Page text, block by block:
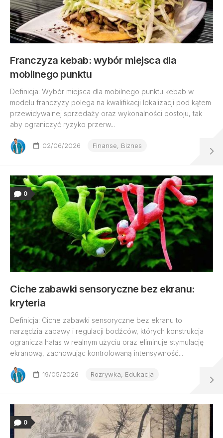
Franczyza kebab: wybór miejsca dla
mobilnego punktu
Definicja: Wybór miejsca dla mobilnego punktu kebab w
modelu franczyzy polega na kwalifikacji lokalizacji pod kątem
przewidywalnej sprzedaży oraz wykonalności postoju, tak
aby ograniczyć ryzyko przerw...
02/06/2026 Finanse, Biznes
0
Ciche zabawki sensoryczne bez ekranu:
kryteria
Definicja: Ciche zabawki sensoryczne bez ekranu to
narzędzia zabawy i regulacji bodźców, których konstrukcja
ogranicza hałas w realnym użyciu oraz eliminuje stymulację
ekranową, zachowując kontrolowaną intensywność...
19/05/2026 Rozrywka, Edukacja
0